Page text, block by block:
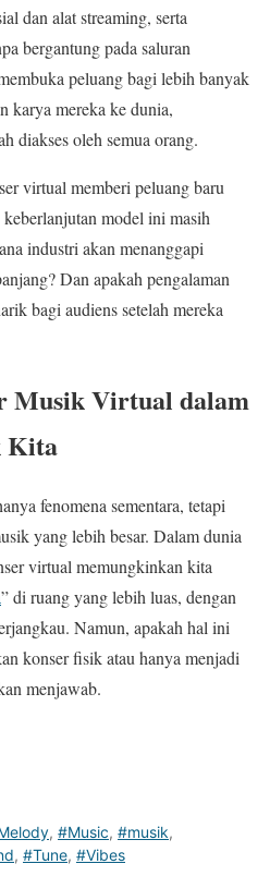
dan alat streaming, serta
bergantung pada saluran
peluang bagi lebih banyak
karya mereka ke dunia,
diakses oleh semua orang.
virtual memberi peluang baru
model ini masih
industri akan menanggapi
Dan apakah pengalaman
bagi audiens setelah mereka
Musik Virtual dalam
Kita
fenomena sementara, tetapi
yang lebih besar. Dalam dunia
virtual memungkinkan kita
” di ruang yang lebih luas, dengan
Namun, apakah hal ini
konser fisik atau hanya menjadi
menjawab.
, #Music, #musik,
, #Tune, #Vibes